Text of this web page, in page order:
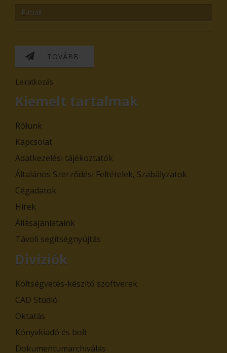
TOVÁBB
Leiratkozás
Kiemelt tartalmak
Rólunk
Kapcsolat
Adatkezelési tájékoztatók
Általános Szerződési Feltételek, Szabályzatok
Cégadatok
Hírek
Állásajánlataink
Távoli segítségnyújtás
Divíziók
Költségvetés-készítő szoftverek
CAD Stúdió
Oktatás
Könyvkiadó és bolt
Dokumentumarchiválás